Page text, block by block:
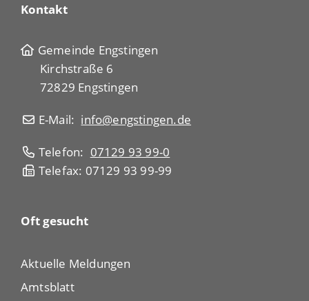
Kontakt
Gemeinde Engstingen
Kirchstraße 6
72829 Engstingen
E-Mail: info@engstingen.de
Telefon: 07129 93 99-0
Telefax: 07129 93 99-99
Oft gesucht
Aktuelle Meldungen
Amtsblatt